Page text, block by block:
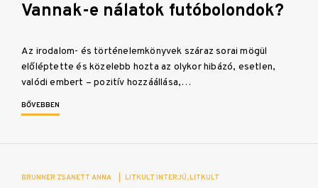
Vannak-e nálatok futóbolondok?
Az irodalom- és történelemkönyvek száraz sorai mögül
előléptette és közelebb hozta az olykor hibázó, esetlen,
valódi embert – pozitív hozzáállása,…
BŐVEBBEN
BRUNNER ZSANETT ANNA LITKULT INTERJÚ LITKULT